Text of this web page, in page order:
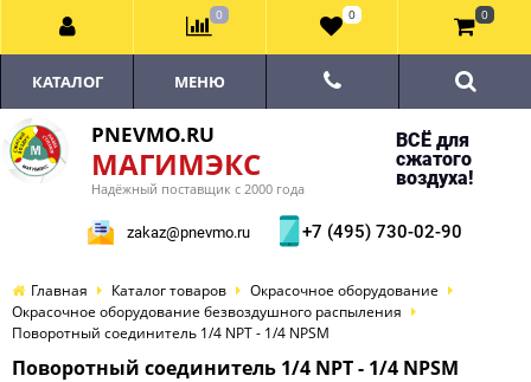
PNEVMO.RU
МАГИМЭКС
Надёжный поставщик с 2000 года
ВСЁ для
сжатого
воздуха!
zakaz@pnevmo.ru +7 (495) 730-02-90
КАТАЛОГ МЕНЮ
Главная Каталог товаров
Окрасочное оборудование
Окрасочное оборудование безвоздушного распыления
Поворотный соединитель 1/4 NPT - 1/4 NPSM
Поворотный соединитель 1/4 NPT - 1/4 NPSM
0 0 0